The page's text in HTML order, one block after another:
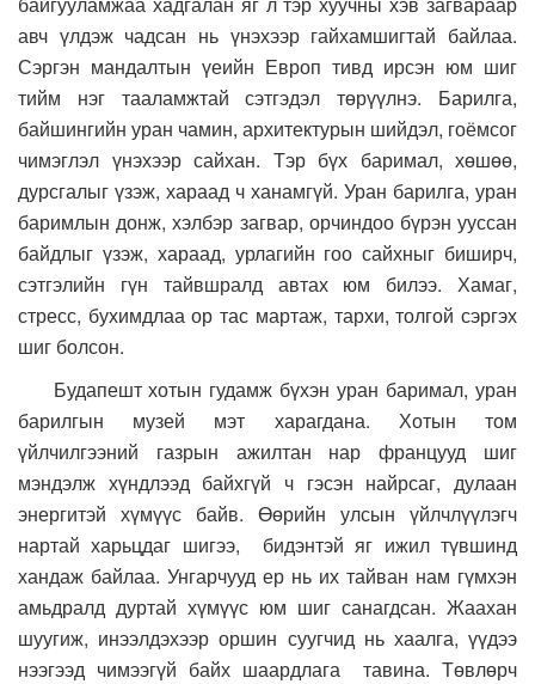
авч үлдэж чадсан нь үнэхээр гайхамшигтай байлаа.
Сэргэн мандалтын үеийн Европ тивд ирсэн юм шиг
тийм нэг тааламжтай сэтгэдэл төрүүлнэ. Барилга,
байшингийн уран чамин, архитектурын шийдэл, гоёмсог
чимэглэл үнэхээр сайхан. Тэр бүх баримал, хөшөө,
дурсгалыг үзэж, хараад ч ханамгүй. Уран барилга, уран
баримлын донж, хэлбэр загвар, орчиндоо бүрэн ууссан
байдлыг үзэж, хараад, урлагийн гоо сайхныг биширч,
сэтгэлийн гүн тайвшралд автах юм билээ. Хамаг,
стресс, бухимдлаа ор тас мартаж, тархи, толгой сэргэх
шиг болсон.
Будапешт хотын гудамж бүхэн уран баримал, уран
барилгын музей мэт харагдана. Хотын том
үйлчилгээний газрын ажилтан нар францууд шиг
мэндэлж хүндлээд байхгүй ч гэсэн найрсаг, дулаан
энергитэй хүмүүс байв. Өөрийн улсын үйлчлүүлэгч
нартай харьцдаг шигээ, бидэнтэй яг ижил түвшинд
хандаж байлаа. Унгарчууд ер нь их тайван нам гүмхэн
амьдралд дуртай хүмүүс юм шиг санагдсан. Жаахан
шуугиж, инээлдэхээр оршин суугчид нь хаалга, үүдээ
нээгээд чимээгүй байх шаардлага тавина. Төвлөрч